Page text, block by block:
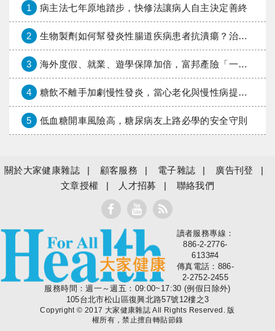
1 病主法七年原地踏步，快修法讓病人自主決定善終
2 生物製劑如何幫發炎性腸道疾病患者抗潰瘍？治療進展與健保給付困境一次看
3 海外度假、就業、遊學保障加倍，富邦產險「一期逐夢」專案加碼遠距醫療與緊急救援
4 糖飲不離手加劇慢性發炎，當心老化與慢性病提早報到
5 低血糖開車風險高，糖尿病友上路必學的安全守則
關於大家健康雜誌 顧客服務 電子雜誌
廣告刊登
文章授權
人才招募 聯絡我們
大家健康
讀者服務專線：
886-2-2776-
6133#4
傳真電話：886-
2-2752-2455
服務時間：週一～週五：09:00~17:30 (例假日除外)
105台北市松山區復興北路57號12樓之3
Copyright © 2017 大家健康雜誌 All Rights Reserved. 版
權所有，禁止擅自轉貼節錄